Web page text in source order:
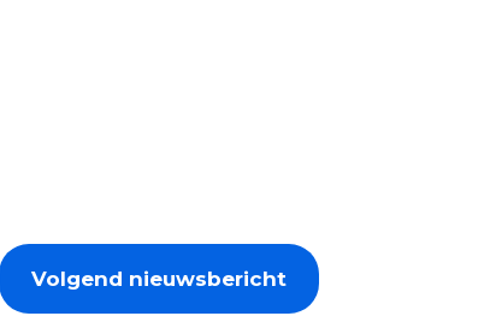
Volgend nieuwsbericht